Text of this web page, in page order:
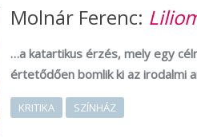
Molnár Ferenc:
…a katartikus érzés, mely egy
értetődően bomlik ki az irodalmi
KRITIKA SZÍNHÁZ